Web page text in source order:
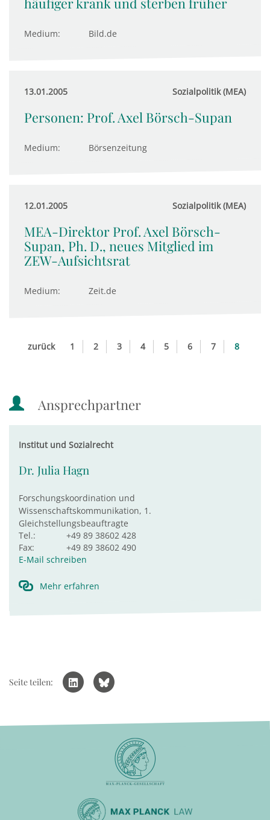
Medium: Bild.de
13.01.2005 Sozialpolitik (MEA)
Personen: Prof. Axel Börsch-Supan
Medium: Börsenzeitung
12.01.2005 Sozialpolitik (MEA)
MEA-Direktor Prof. Axel Börsch-
Supan, Ph. D., neues Mitglied im
ZEW-Aufsichtsrat
Medium: Zeit.de
zurück 1 2 3 4 5 6 7 8
Ansprechpartner
Institut und Sozialrecht
Dr. Julia Hagn
Forschungskoordination und
Wissenschaftskommunikation, 1.
Gleichstellungsbeauftragte
Tel.:
+49 89 38602 428
Fax:
+49 89 38602 490
E-Mail schreiben
Mehr erfahren
Seite teilen: